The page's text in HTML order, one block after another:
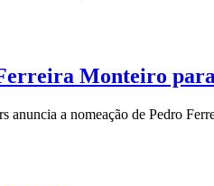
Monteiro
anuncia a nomeação de Pedro